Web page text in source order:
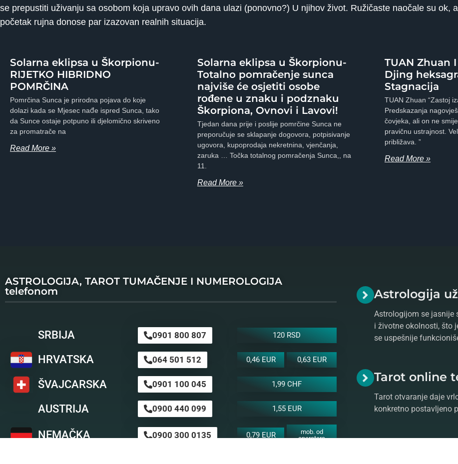
se prepustiti uživanju sa osobom koja upravo ovih dana ulazi (ponovno?) U njihov život. Ružičaste naočale su ok,
početak rujna donose par izazovan realnih situacija.
Solarna eklipsa u Škorpionu-
RIJETKO HIBRIDNO
POMRČINA
Pomrčina Sunca je prirodna pojava do koje
dolazi kada se Mjesec nađe ispred Sunca, tako
da Sunce ostaje potpuno ili djelomično skriveno
za promatrače na
Read More »
Solarna eklipsa u Škorpionu-
Totalno pomračenje sunca
najviše će osjetiti osobe
rođene u znaku i podznaku
Škorpiona, Ovnovi i Lavovi!
Tjedan dana prije i poslije pomrčine Sunca ne
preporučuje se sklapanje dogovora, potpisivanje
ugovora, kupoprodaja nekretnina, vjenčanja,
zaruka … Točka totalnog pomračenja Sunca,, na
11.
Read More »
TUAN Zhuan
Djing
Stagnacija
TUAN Zhuan “Zastoj
Predskazanja
čovjeka, ali on ne
pravičnu ustrajnost.
približava. ”
Read More »
ASTROLOGIJA, TAROT TUMAČENJE I NUMEROLOGIJA
telefonom
SRBIJA 0901 800 807 120 RSD
HRVATSKA 064 501 512 0,46 EUR 0,63 EUR
ŠVAJCARSKA 0901 100 045 1,99 CHF
AUSTRIJA 0900 440 099 1,55 EUR
NEMAČKA 0900 300 0135 0,79 EUR
mob. od
operatera
Astrologija
Astrologijom se jasnije
i životne okolnosti, što
se uspešnije
Tarot online
Tarot otvaranje daje
konkretno postavljeno